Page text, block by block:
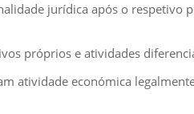
jurídica após o
próprios e atividades
atividade económica